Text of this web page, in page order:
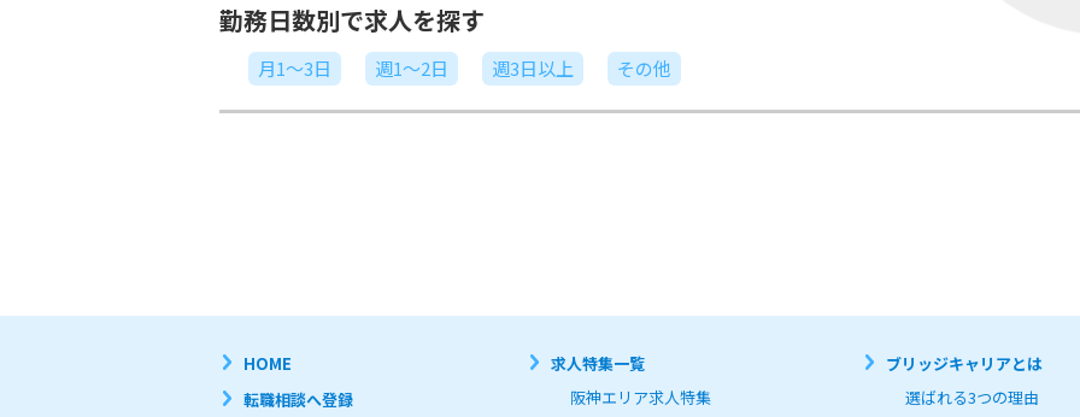
勤務日数別で求人を探す
月1～3日 週1～2日 週3日以上 その他
HOME
転職相談へ登録
求人特集一覧
阪神エリア求人特集
ブリッジキャリアとは
選ばれる3つの理由